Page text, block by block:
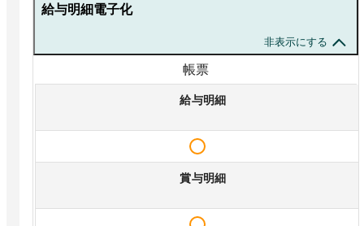
給与明細電子化
非表示にする
帳票
給与明細
賞与明細